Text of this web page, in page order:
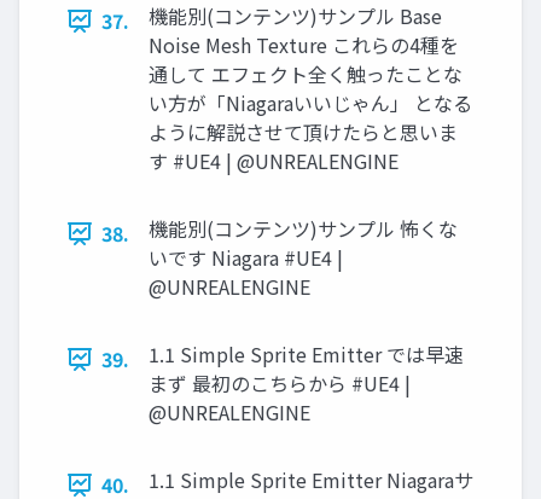
37.
機能別(コンテンツ)サンプル Base
Noise Mesh Texture これらの4種を
通して エフェクト全く触ったことな
い方が「Niagaraいいじゃん」 となる
ように解説させて頂けたらと思いま
す #UE4 | @UNREALENGINE
38.
機能別(コンテンツ)サンプル 怖くな
いです Niagara #UE4 |
@UNREALENGINE
39.
1.1 Simple Sprite Emitter では早速
まず 最初のこちらから #UE4 |
@UNREALENGINE
40.
1.1 Simple Sprite Emitter Niagaraサ